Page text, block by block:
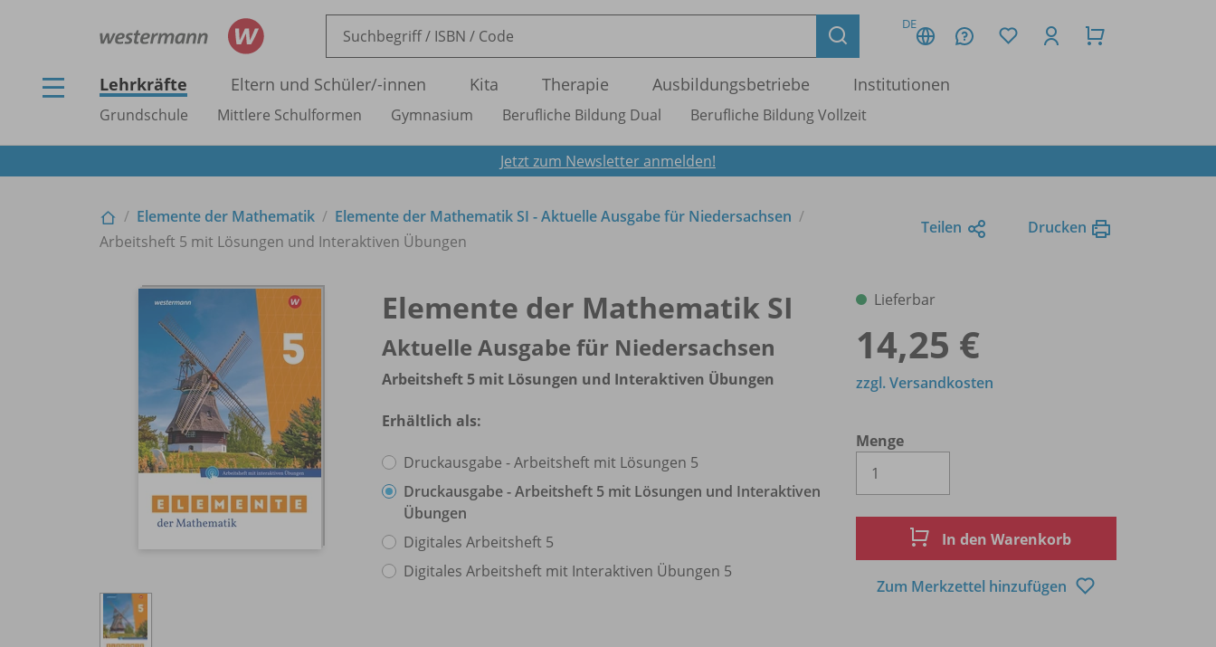
DE
Lehrkräfte Eltern und Schüler/-innen Kita Therapie Ausbildungsbetriebe Institutionen
Grundschule Mittlere Schulformen Gymnasium Berufliche Bildung Dual Berufliche Bildung Vollzeit
Jetzt zum Newsletter anmelden!
Elemente der Mathematik
Elemente der Mathematik SI - Aktuelle Ausgabe für Niedersachsen
Arbeitsheft 5 mit Lösungen und Interaktiven Übungen
Teilen Drucken
Elemente der Mathematik SI
Aktuelle Ausgabe für Niedersachsen
Arbeitsheft 5 mit Lösungen und Interaktiven Übungen
Erhältlich als:
Druckausgabe - Arbeitsheft mit Lösungen 5
Druckausgabe - Arbeitsheft 5 mit Lösungen und Interaktiven
Übungen
Digitales Arbeitsheft 5
Digitales Arbeitsheft mit Interaktiven Übungen 5
Lieferbar
14,25 €
Menge
zzgl. Versandkosten
In den Warenkorb
Zum Merkzettel hinzufügen